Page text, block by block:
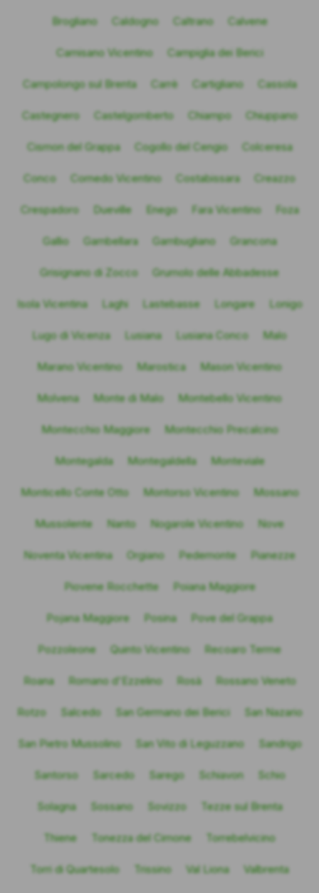
Brogliano Caldogno Caltrano Calvene
Camisano Vicentino Campiglia dei Berici
Campolongo sul Brenta Carrè Cartigliano Cassola
Castegnero Castelgomberto Chiampo Chiuppano
Cismon del Grappa Cogollo del Cengio Colceresa
Conco Cornedo Vicentino Costabissara Creazzo
Crespadoro Dueville Enego Fara Vicentino Foza
Gallio Gambellara Gambugliano Grancona
Grisignano di Zocco Grumolo delle Abbadesse
Isola Vicentina Laghi Lastebasse Longare Lonigo
Lugo di Vicenza Lusiana Lusiana Conco Malo
Marano Vicentino Marostica Mason Vicentino
Molvena Monte di Malo Montebello Vicentino
Montecchio Maggiore Montecchio Precalcino
Montegalda Montegaldella Monteviale
Monticello Conte Otto Montorso Vicentino Mossano
Mussolente Nanto Nogarole Vicentino Nove
Noventa Vicentina Orgiano Pedemonte Pianezze
Piovene Rocchette Poiana Maggiore
Pojana Maggiore Posina Pove del Grappa
Pozzoleone Quinto Vicentino Recoaro Terme
Roana Romano d'Ezzelino Rosà Rossano Veneto
Rotzo Salcedo San Germano dei Berici San Nazario
San Pietro Mussolino San Vito di Leguzzano Sandrigo
Santorso Sarcedo Sarego Schiavon Schio
Solagna Sossano Sovizzo Tezze sul Brenta
Thiene Tonezza del Cimone Torrebelvicino
Torri di Quartesolo Trissino Val Liona Valbrenta